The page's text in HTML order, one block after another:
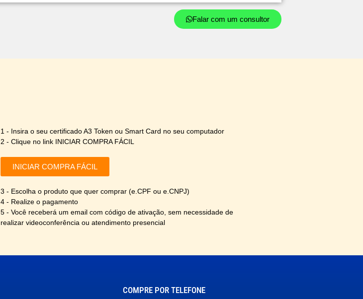
Falar com um consultor
1 - Insira o seu certificado A3 Token ou Smart Card no seu computador
2 - Clique no link INICIAR COMPRA FÁCIL
INICIAR COMPRA FÁCIL
3 - Escolha o produto que quer comprar (e.CPF ou e.CNPJ)
4 - Realize o pagamento
5 - Você receberá um email com código de ativação, sem necessidade de
realizar videoconferência ou atendimento presencial
COMPRE POR TELEFONE